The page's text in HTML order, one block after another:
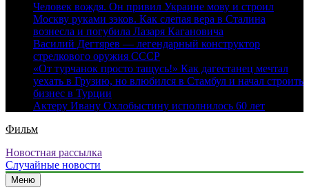
Человек вождя. Он привил Украине мову и строил
Москву руками зэков. Как слепая вера в Сталина
вознесла и погубила Лазаря Кагановича
Василий Дегтярев — легендарный конструктор
стрелкового оружия СССР
«От турчанок просто тащусь!» Как дагестанец мечтал
уехать в Грузию, но влюбился в Стамбул и начал строить
бизнес в Турции
Актеру Ивану Охлобыстину исполнилось 60 лет
Фильм
Новостная рассылка
Случайные новости
Меню